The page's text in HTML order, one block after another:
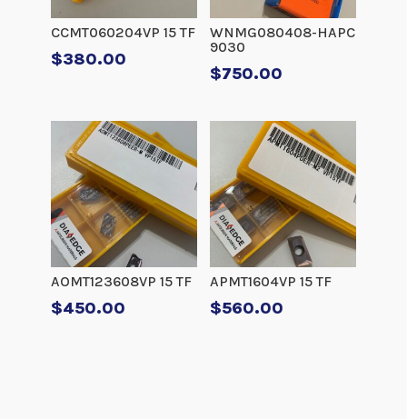
CCMT060204VP 15 TF
$380.00
WNMG080408-HAPC
9030
$750.00
AOMT123608VP 15 TF
$450.00
APMT1604VP 15 TF
$560.00